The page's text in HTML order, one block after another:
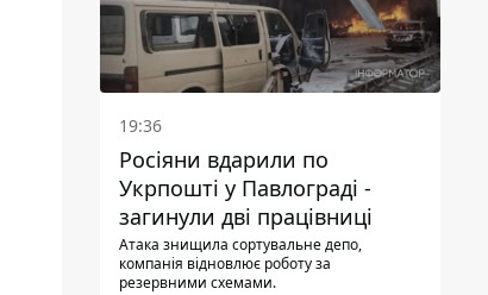
19:36
Росіяни вдарили по
Укрпошті у Павлограді -
загинули дві працівниці
Атака знищила сортувальне депо,
компанія відновлює роботу за
резервними схемами.